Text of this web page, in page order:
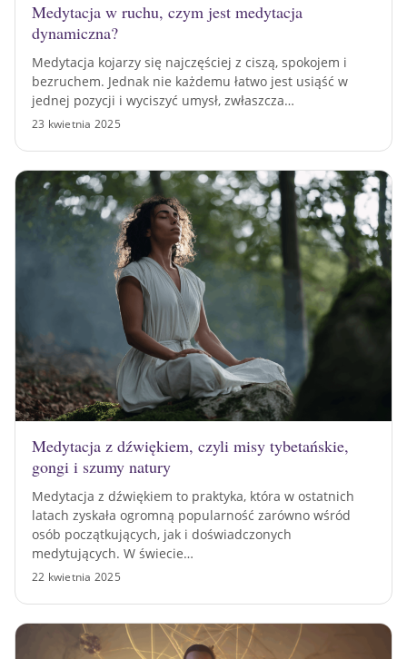
Medytacja w ruchu, czym jest medytacja
dynamiczna?
Medytacja kojarzy się najczęściej z ciszą, spokojem i
bezruchem. Jednak nie każdemu łatwo jest usiąść w
jednej pozycji i wyciszyć umysł, zwłaszcza…
23 kwietnia 2025
Medytacja z dźwiękiem, czyli misy tybetańskie,
gongi i szumy natury
Medytacja z dźwiękiem to praktyka, która w ostatnich
latach zyskała ogromną popularność zarówno wśród
osób początkujących, jak i doświadczonych
medytujących. W świecie…
22 kwietnia 2025